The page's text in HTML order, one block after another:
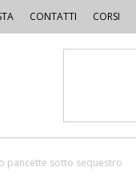
CONTATTI CORSI
pancette sotto sequestro